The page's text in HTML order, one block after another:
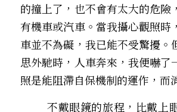
的撞上了，也不會有太大的危險
有機車或汽車。當我攝心觀照時
車並不為礙，我已能不受驚擾。
思外馳時，人車奔來，我便嚇了
照是能阻滯自保機制的運作，而